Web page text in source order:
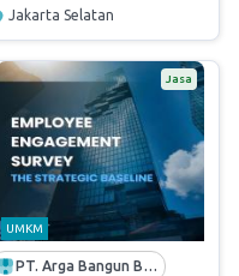
Jakarta Selatan
Jasa
UMKM
PT. Arga Bangun Bangsa